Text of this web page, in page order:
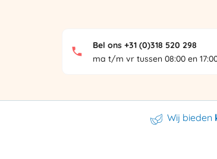
Bel ons +31 (0)318 520 298
ma t/m vr tussen 08:00 en
Wij bieden